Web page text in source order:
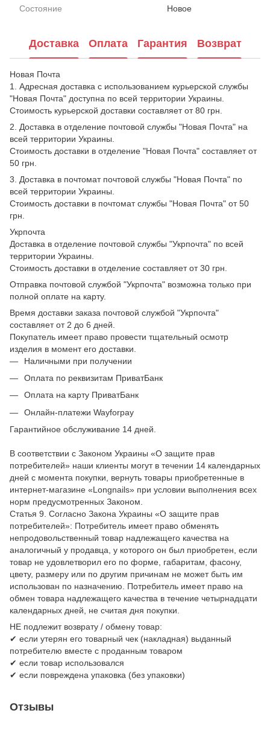
Состояние Новое
Доставка Оплата Гарантия Возврат
Новая Почта
1. Адресная доставка с использованием курьерской службы
"Новая Почта" доступна по всей территории Украины.
Стоимость курьерской доставки составляет от 80 грн.
2. Доставка в отделение почтовой службы "Новая Почта" на
всей территории Украины.
Стоимость доставки в отделение "Новая Почта" составляет от
50 грн.
3. Доставка в почтомат почтовой службы "Новая Почта" по
всей территории Украины.
Стоимость доставки в почтомат службы "Новая Почта" от 50
грн.
Укрпочта
Доставка в отделение почтовой службы "Укрпочта" по всей
территории Украины.
Стоимость доставки в отделение составляет от 30 грн.
Отправка почтовой службой "Укрпочта" возможна только при
полной оплате на карту.
Время доставки заказа почтовой службой "Укрпочта"
составляет от 2 до 6 дней.
Покупатель имеет право провести тщательный осмотр
изделия в момент его доставки.
Наличными при получении
Оплата по реквизитам ПриватБанк
Оплата на карту ПриватБанк
Онлайн-платежи Wayforpay
Гарантийное обслуживание 14 дней.
В соответствии с Законом Украины «О защите прав
потребителей» наши клиенты могут в течении 14 календарных
дней с момента покупки, вернуть товары приобретенные в
интернет-магазине «Longnails» при условии выполнения всех
норм предусмотренных Законом.
Статья 9. Согласно Закона Украины «О защите прав
потребителей»: Потребитель имеет право обменять
непродовольственный товар надлежащего качества на
аналогичный у продавца, у которого он был приобретен, если
товар не удовлетворил его по форме, габаритам, фасону,
цвету, размеру или по другим причинам не может быть им
использован по назначению. Потребитель имеет право на
обмен товара надлежащего качества в течение четырнадцати
календарных дней, не считая дня покупки.
НЕ подлежит возврату / обмену товар:
✔ если утерян его товарный чек (накладная) выданный
потребителю вместе с проданным товаром
✔ если товар использовался
✔ если повреждена упаковка (без упаковки)
Отзывы